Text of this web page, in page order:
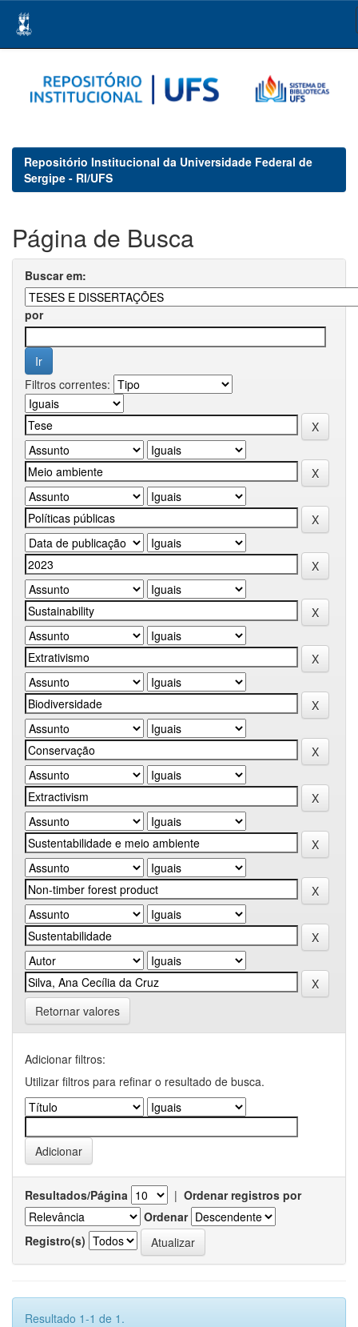
navigation
Repositório Institucional da Universidade Federal de
Sergipe - RI/UFS
Página de Busca
Buscar em:
por
Filtros correntes:
Retornar valores
Adicionar filtros:
Utilizar filtros para refinar o resultado de busca.
Resultados/Página | Ordenar registros por
Ordenar
Registro(s)
Resultado 1-1 de 1.